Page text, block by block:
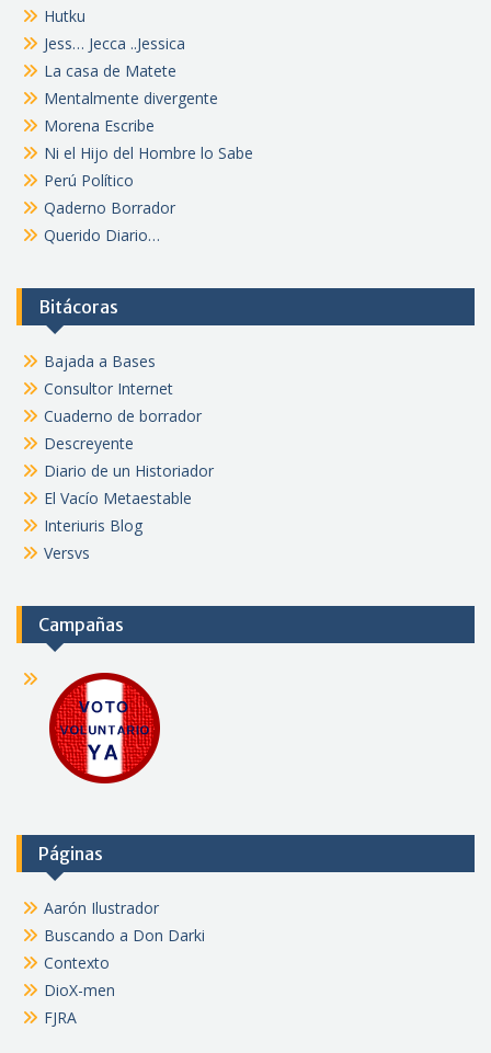
Hutku
Jess… Jecca ..Jessica
La casa de Matete
Mentalmente divergente
Morena Escribe
Ni el Hijo del Hombre lo Sabe
Perú Político
Qaderno Borrador
Querido Diario…
Bitácoras
Bajada a Bases
Consultor Internet
Cuaderno de borrador
Descreyente
Diario de un Historiador
El Vacío Metaestable
Interiuris Blog
Versvs
Campañas
Páginas
Aarón Ilustrador
Buscando a Don Darki
Contexto
DioX-men
FJRA